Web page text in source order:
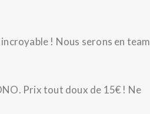
! Nous serons en team
Prix tout doux de 15€ ! Ne